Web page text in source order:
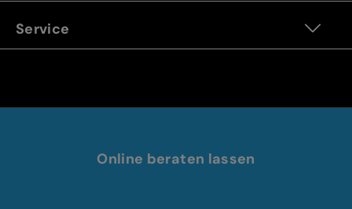
Service
Online beraten lassen